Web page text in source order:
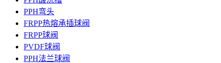
PPH弯头
FRPP热熔承插球阀
FRPP球阀
PVDF球阀
PPH法兰球阀